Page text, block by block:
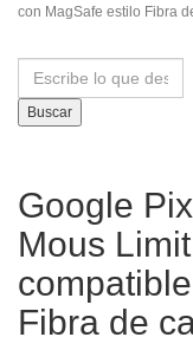
con MagSafe estilo Fibra
Buscar
Google
Mous
Fibra de